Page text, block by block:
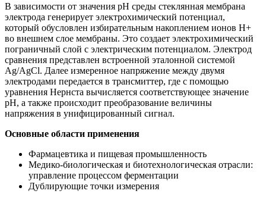
В зависимости от значения pH среды стеклянная мембрана
электрода генерирует электрохимический потенциал,
который обусловлен избирательным накоплением ионов H+
во внешнем слое мембраны. Это создает электрохимический
пограничный слой с электрическим потенциалом. Электрод
сравнения представлен встроенной эталонной системой
Ag/AgCl. Далее измеренное напряжение между двумя
электродами передается в трансмиттер, где с помощью
уравнения Нернста вычисляется соответствующее значение
pH, а также происходит преобразование величины
напряжения в унифицированный сигнал.
Основные области применения
Фармацевтика и пищевая промышленность
Медико-биологическая и биотехнологическая отрасли:
управление процессом ферментации
Дублирующие точки измерения